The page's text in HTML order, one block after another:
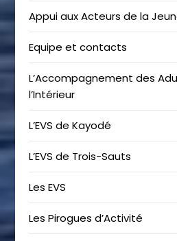
Appui aux Acteurs de la
Equipe et contacts
L’Accompagnement des
l’Intérieur
L’EVS de Kayodé
L’EVS de Trois-Sauts
Les EVS
Les Pirogues d’Activité